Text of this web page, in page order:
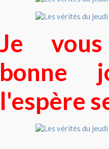
Je
bonne
l'espère